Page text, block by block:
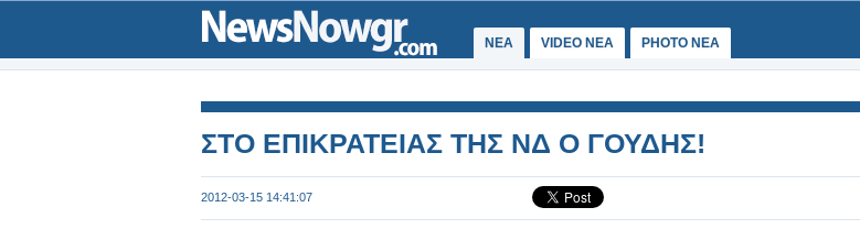
ΝΕΑ VIDEO NEA PHOTO NEA
ΣΤΟ ΕΠΙΚΡΑΤΕΙΑΣ ΤΗΣ ΝΔ Ο ΓΟΥΔΗΣ!
2012-03-15 14:41:07